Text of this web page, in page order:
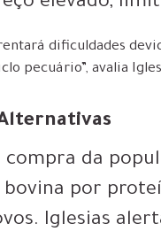
dificuldades
pecuário”, avalia
compra da
por
Iglesias